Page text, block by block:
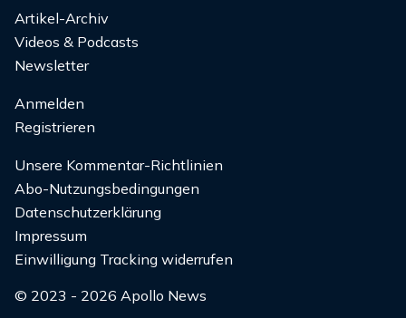
Artikel-Archiv
Videos & Podcasts
Newsletter
Anmelden
Registrieren
Unsere Kommentar-Richtlinien
Abo-Nutzungsbedingungen
Datenschutzerklärung
Impressum
Einwilligung Tracking widerrufen
© 2023 - 2026 Apollo News